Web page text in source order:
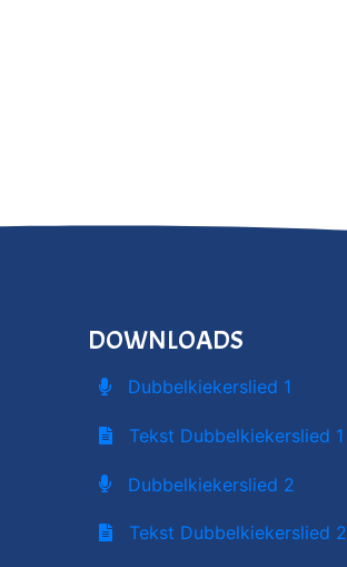
DOWNLOADS
Dubbelkiekerslied 1
Tekst Dubbelkiekerslied 1
Dubbelkiekerslied 2
Tekst Dubbelkiekerslied 2